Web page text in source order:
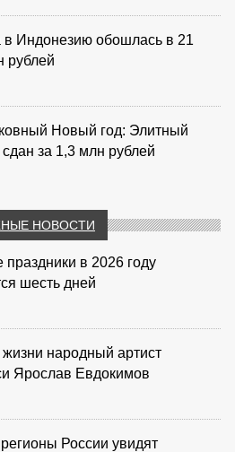
в Индонезию обошлась в 21
рублей
Новый год: Элитный
сдан за 1,3 млн рублей
НОВОСТИ
праздники в 2026 году
шесть дней
народный артист
Ярослав Евдокимов
России увидят